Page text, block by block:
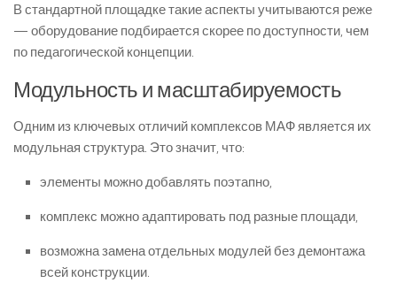
В стандартной площадке такие аспекты учитываются реже
— оборудование подбирается скорее по доступности, чем
по педагогической концепции.
Модульность и масштабируемость
Одним из ключевых отличий комплексов МАФ является их
модульная структура. Это значит, что:
элементы можно добавлять поэтапно,
комплекс можно адаптировать под разные площади,
возможна замена отдельных модулей без демонтажа
всей конструкции.